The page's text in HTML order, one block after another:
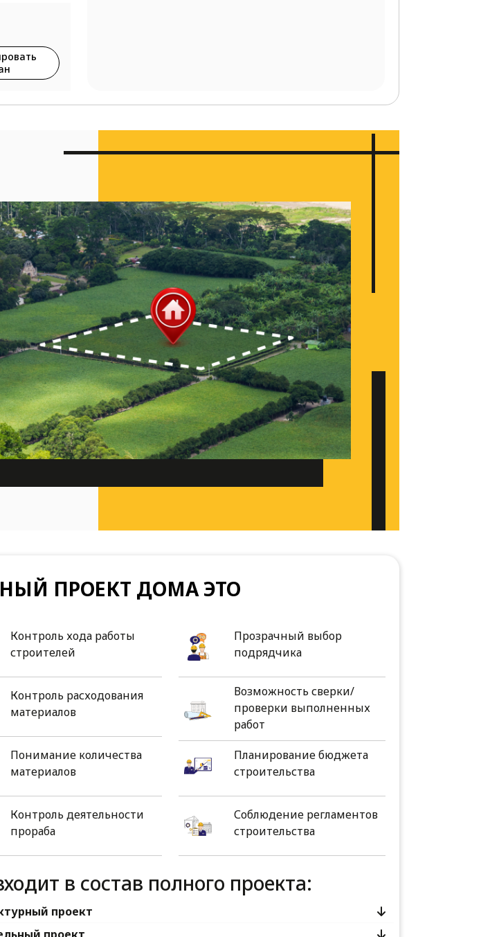
ПРОЕКТ ДОМА ЭТО
Контроль хода работы
строителей
Прозрачный выбор
подрядчика
Контроль расходования
материалов
Возможность сверки/
проверки выполненных
работ
Понимание количества
материалов
Планирование бюджета
строительства
Контроль деятельности
прораба
Соблюдение регламентов
строительства
в состав полного проекта:
проект